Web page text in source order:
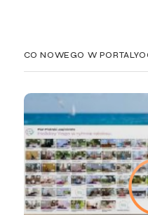
CO NOWEGO W